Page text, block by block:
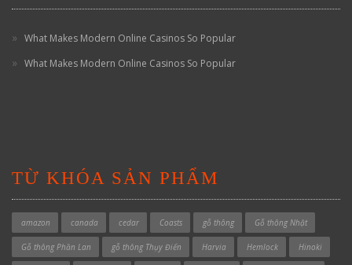
What Makes Modern Online Casinos So Popular
What Makes Modern Online Casinos So Popular
TỪ KHÓA SẢN PHẨM
amazon canada cedar Coasts gỗ thông Gỗ thông Nhật
Gỗ thông Phần Lan gỗ thông Thụy Điển Harvia Hemlock Hinoki